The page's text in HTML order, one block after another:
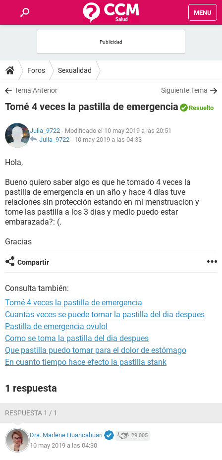
MENU
FOROS
SALUD
NUTRICIÓN
BIENESTAR
SEXUALIDAD
GLOSARIO
Foros Sexualidad
Tema Anterior Siguiente Tema
Tomé 4 veces la pastilla de emergencia Resuelto
Julia_9722 - Modificado el 10 may 2019 a las 20:51
Julia_9722 - 10 may 2019 a las 04:33
Hola,
Bueno quiero saber algo es que he tomado 4 veces la
pastilla de emergencia en un año y hace 4 días tuve
relaciones sin protección estando en mi menstruacion y
tome las pastilla a los 3 días y medio puedo estar
embarazada?: (.
Gracias
Compartir
Consulta también:
Tomé 4 veces la pastilla de emergencia
Cuantas veces se puede tomar la pastilla del dia despues
Pastilla de emergencia ovulol
Como se toma la pastilla del dia despues
Que pastilla puedo tomar para el dolor de estómago
En cuanto tiempo hace efecto la pastilla stank
1 respuesta
RESPUESTA 1 / 1
Dra. Marlene Huancahuari 29.005
10 may 2019 a las 04:30